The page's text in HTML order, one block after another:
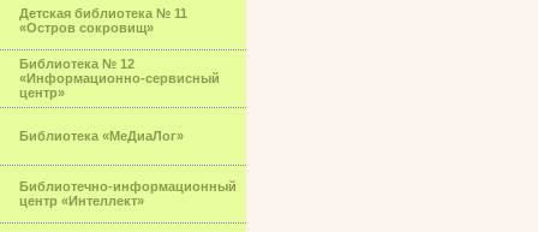
Детская библиотека № 11
«Остров сокровищ»
Библиотека № 12
«Информационно-сервисный
центр»
Библиотека «МеДиаЛог»
Библиотечно-информационный
центр «Интеллект»